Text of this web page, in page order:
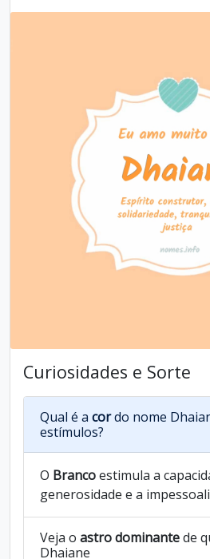
Curiosidades e Sorte
Qual é a cordo nome
estímulos?
O Brancoestimula a
generosidade e a
Veja o astro dominantede
Dhaiane